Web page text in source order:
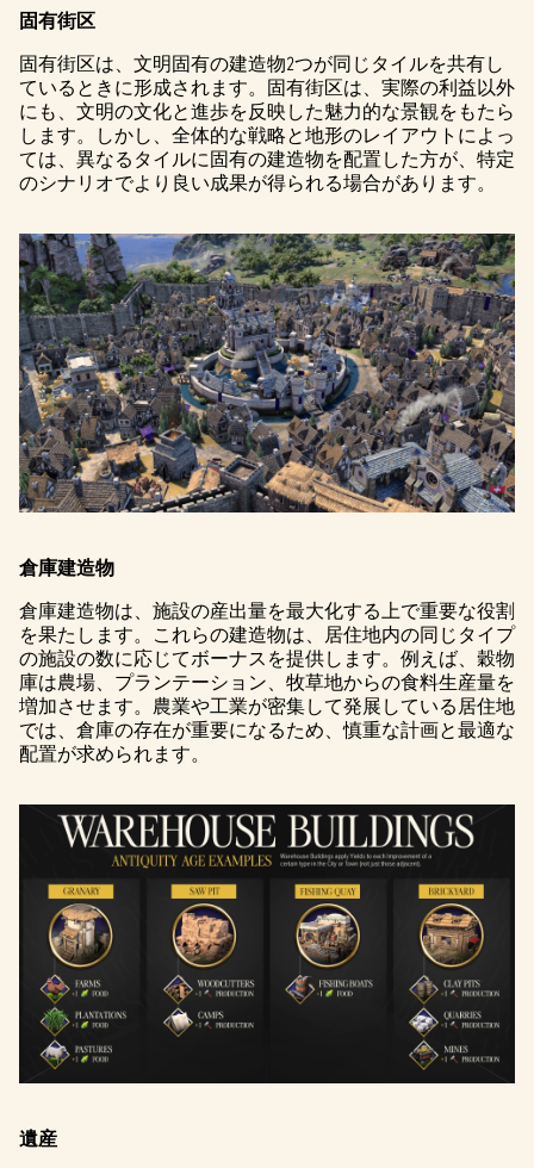
固有街区
固有街区は、文明固有の建造物2つが同じタイルを共有し
ているときに形成されます。固有街区は、実際の利益以外
にも、文明の文化と進歩を反映した魅力的な景観をもたら
します。しかし、全体的な戦略と地形のレイアウトによっ
ては、異なるタイルに固有の建造物を配置した方が、特定
のシナリオでより良い成果が得られる場合があります。
倉庫建造物
倉庫建造物は、施設の産出量を最大化する上で重要な役割
を果たします。これらの建造物は、居住地内の同じタイプ
の施設の数に応じてボーナスを提供します。例えば、穀物
庫は農場、プランテーション、牧草地からの食料生産量を
増加させます。農業や工業が密集して発展している居住地
では、倉庫の存在が重要になるため、慎重な計画と最適な
配置が求められます。
遺産